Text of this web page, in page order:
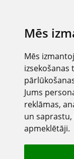
Mēs
Mēs
izsekošanas
Jums
reklāmas,
un
apmeklētāji.